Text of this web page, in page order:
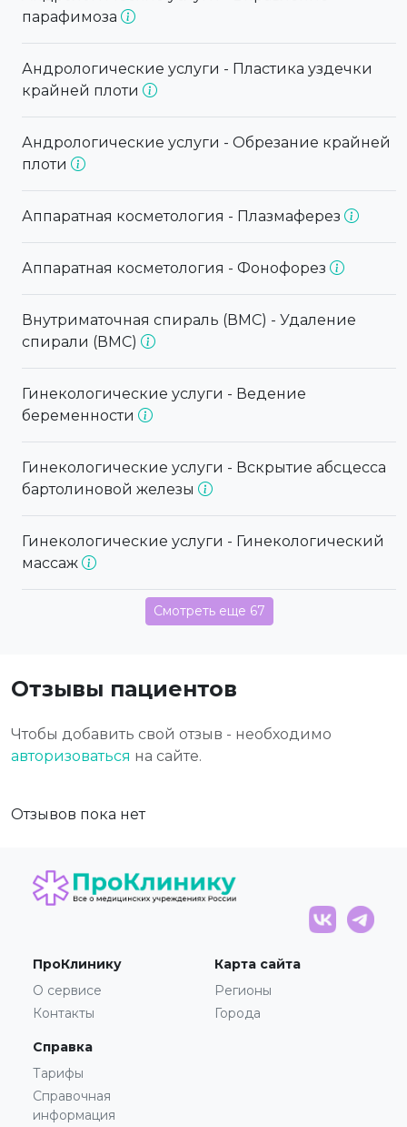
парафимоза
Андрологические услуги - Пластика уздечки
крайней плоти
Андрологические услуги - Обрезание крайней
плоти
Аппаратная косметология - Плазмаферез
Аппаратная косметология - Фонофорез
Внутриматочная спираль (ВМС) - Удаление
спирали (ВМС)
Гинекологические услуги - Ведение
беременности
Гинекологические услуги - Вскрытие абсцесса
бартолиновой железы
Гинекологические услуги - Гинекологический
массаж
Смотреть еще 67
Отзывы пациентов
Чтобы добавить свой отзыв - необходимо
авторизоваться на сайте.
Отзывов пока нет
ПроКлинику
О сервисе
Контакты
Карта сайта
Регионы
Города
Справка
Тарифы
Справочная
информация